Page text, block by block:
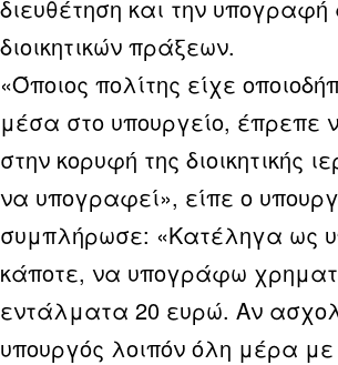
διευθέτηση και την υπογραφή
διοικητικών πράξεων.
«Όποιος πολίτης είχε
μέσα στο υπουργείο, έπρεπε
στην κορυφή της διοικητικής
να υπογραφεί», είπε ο
συμπλήρωσε: «Κατέληγα ως
κάποτε, να υπογράφω
εντάλματα 20 ευρώ. Αν
υπουργός λοιπόν όλη μέρα